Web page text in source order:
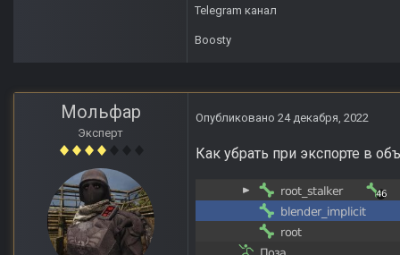
Telegram канал
Boosty
Мольфар
Эксперт
Опубликовано 24 декабря, 2022
Как убрать при экспорте в